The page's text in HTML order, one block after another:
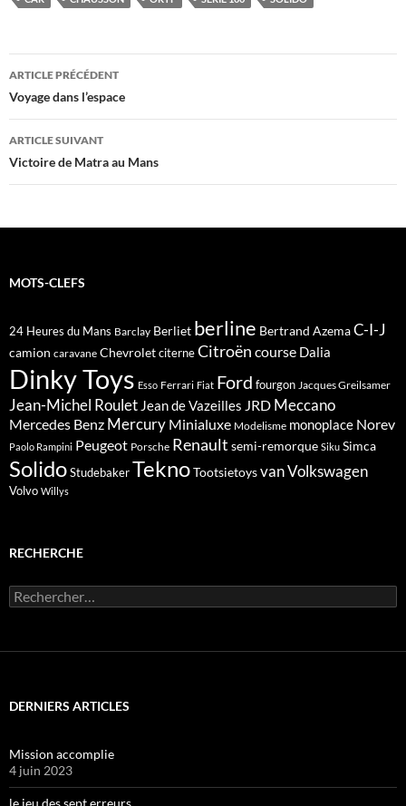
Navigation
des
articles
ARTICLE PRÉCÉDENT
Voyage dans l’espace
ARTICLE SUIVANT
Victoire de Matra au Mans
MOTS-CLEFS
24 Heures du Mans Barclay Berliet berline Bertrand AzemaC-I-J
camion caravane ChevroletciterneCitroën course Dalia
Dinky Toys Esso Ferrari Fiat Ford fourgon Jacques Greilsamer
Jean-Michel Roulet Jean de Vazeilles JRD Meccano
Mercedes Benz Mercury Minialuxe Modelisme monoplace Norev
Paolo Rampini Peugeot Porsche Renault semi-remorque Siku Simca
SolidoStudebakerTeknoTootsietoysvanVolkswagen
Volvo Willys
RECHERCHE
Rechercher :
DERNIERS ARTICLES
Mission accomplie
4 juin 2023
le jeu des sept erreurs